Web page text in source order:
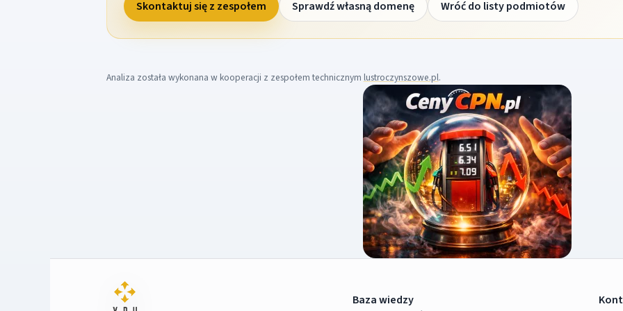
Skontaktuj się z zespołem Sprawdź własną domenę Wróć do listy podmiotów
Analiza została wykonana w kooperacji z zespołem technicznym lustroczynszowe.pl.
Baza wiedzy